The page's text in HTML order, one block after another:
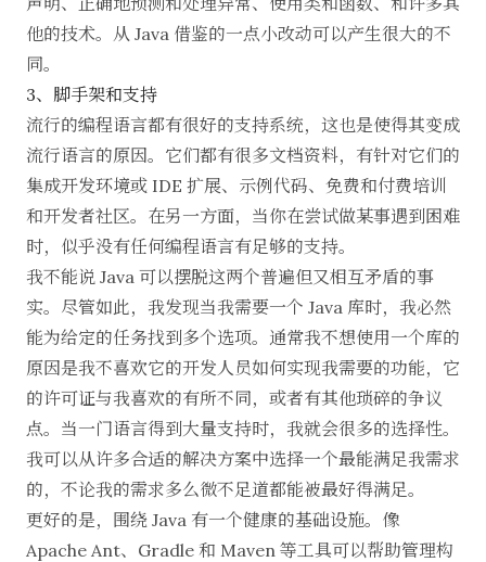
他的技术。从 Java 借鉴的一点小改动可以产生很大的不
同。
3、脚手架和支持
流行的编程语言都有很好的支持系统，这也是使得其变成
流行语言的原因。它们都有很多文档资料，有针对它们的
集成开发环境或 IDE 扩展、示例代码、免费和付费培训
和开发者社区。在另一方面，当你在尝试做某事遇到困难
时，似乎没有任何编程语言有足够的支持。
我不能说 Java 可以摆脱这两个普遍但又相互矛盾的事
实。尽管如此，我发现当我需要一个 Java 库时，我必然
能为给定的任务找到多个选项。通常我不想使用一个库的
原因是我不喜欢它的开发人员如何实现我需要的功能，它
的许可证与我喜欢的有所不同，或者有其他琐碎的争议
点。当一门语言得到大量支持时，我就会很多的选择性。
我可以从许多合适的解决方案中选择一个最能满足我需求
的，不论我的需求多么微不足道都能被最好得满足。
更好的是，围绕 Java 有一个健康的基础设施。像
Apache Ant、 Gradle 和 Maven 等工具可以帮助管理构